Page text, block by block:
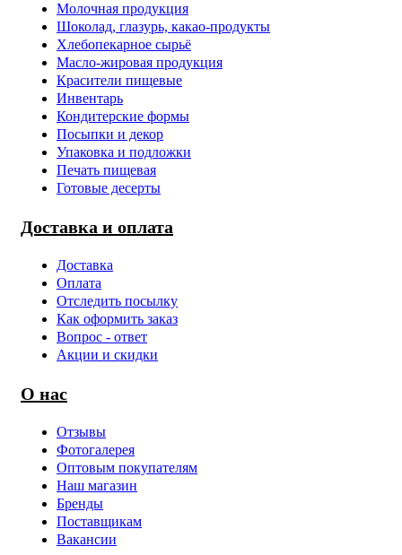
Молочная продукция
Шоколад, глазурь, какао-продукты
Хлебопекарное сырьё
Масло-жировая продукция
Красители пищевые
Инвентарь
Кондитерские формы
Посыпки и декор
Упаковка и подложки
Печать пищевая
Готовые десерты
Доставка и оплата
Доставка
Оплата
Отследить посылку
Как оформить заказ
Вопрос - ответ
Акции и скидки
О нас
Отзывы
Фотогалерея
Оптовым покупателям
Наш магазин
Бренды
Поставщикам
Вакансии